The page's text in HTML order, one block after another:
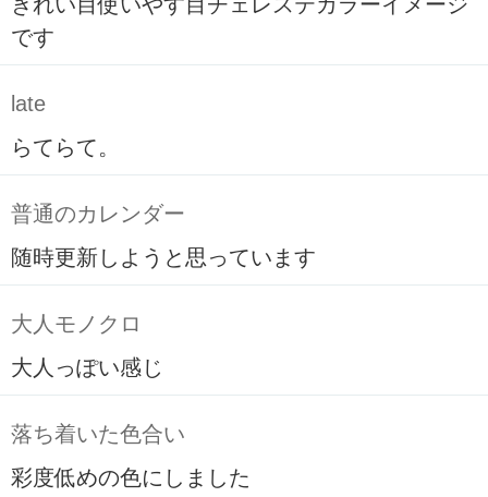
です
late
らてらて。
普通のカレンダー
随時更新しようと思っています
大人モノクロ
大人っぽい感じ
落ち着いた色合い
彩度低めの色にしました